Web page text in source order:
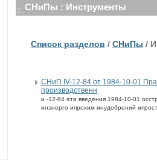
СНиПы : Инструменты
Список разделов / СНиПы /
СНиП IV-12-84 от 1984-10-01
производственн
и -12-84 ата введения 1984-10-01
инэнерго ипрохим инудобрений